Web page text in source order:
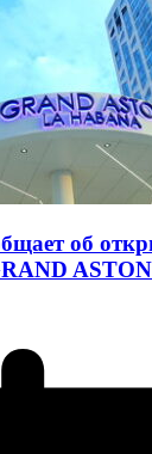
об